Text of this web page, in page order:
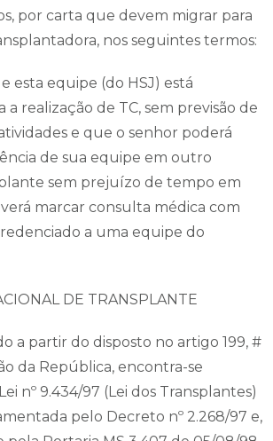
por carta que devem migrar para
nos seguintes termos:
esta equipe (do HSJ) está
a realização de TC, sem previsão de
e que o senhor poderá
de sua equipe em outro
sem prejuízo de tempo em
marcar consulta médica com
a uma equipe do
DE TRANSPLANTE
a partir do disposto no artigo 199, #
da República, encontra-se
nº 9.434/97 (Lei dos Transplantes)
pelo Decreto nº 2.268/97 e,